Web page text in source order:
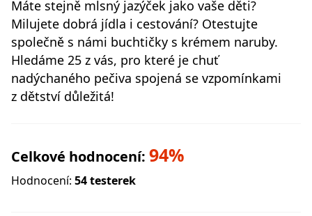
Máte stejně mlsný jazýček jako vaše děti?
Milujete dobrá jídla i cestování? Otestujte
společně s námi buchtičky s krémem naruby.
Hledáme 25 z vás, pro které je chuť
nadýchaného pečiva spojená se vzpomínkami
z dětství důležitá!
Celkové hodnocení: 94%
Hodnocení: 54 testerek